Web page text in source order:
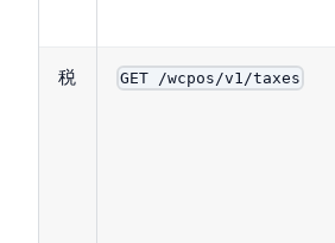
税 GET /wcpos/v1/taxes